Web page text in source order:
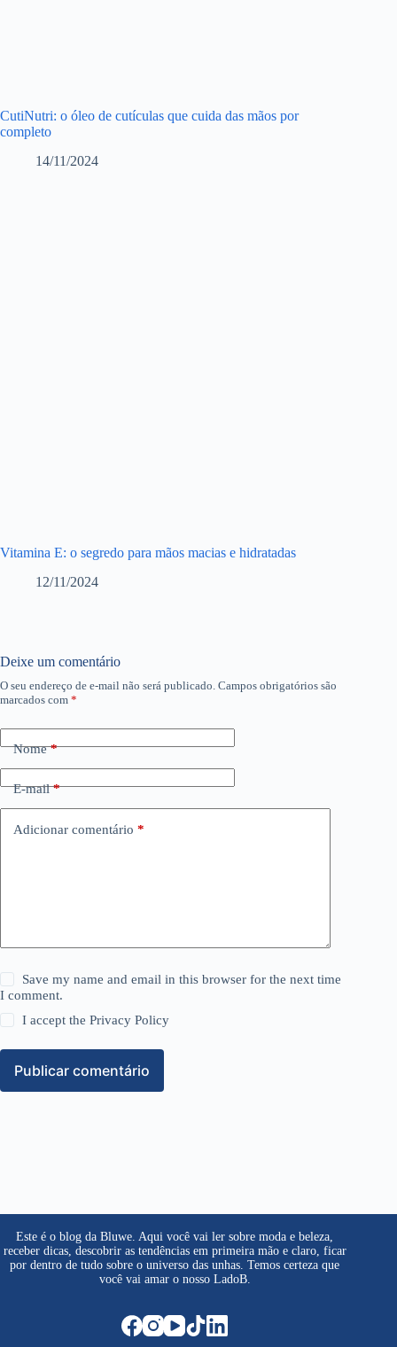
CutiNutri: o óleo de cutículas que cuida das mãos por
completo
14/11/2024
Vitamina E: o segredo para mãos macias e hidratadas
12/11/2024
Deixe um comentário
O seu endereço de e-mail não será publicado. Campos obrigatórios são
marcados com *
Nome*
E-mail*
Adicionar comentário *
Save my name and email in this browser for the next time
I comment.
I accept thePrivacy Policy
Publicar comentário
Este é o blog da Bluwe. Aqui você vai ler sobre moda e beleza,
receber dicas, descobrir as tendências em primeira mão e claro, ficar
por dentro de tudo sobre o universo das unhas. Temos certeza que
você vai amar o nosso LadoB.